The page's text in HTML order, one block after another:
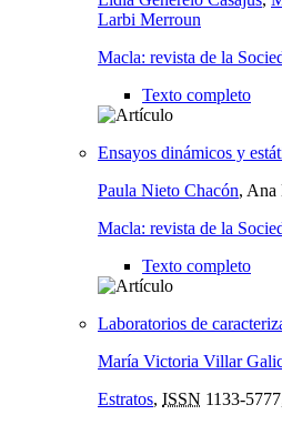
Larbi Merroun
Macla: revista de la
Texto completo
Ensayos dinámicos y
Paula Nieto Chacón, Ana
Macla: revista de la
Texto completo
Laboratorios de
María Victoria Villar
Estratos, ISSN 1133-